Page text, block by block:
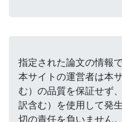
指定された論文の情報で
本サイトの運営者は本
む）の品質を保証せず
訳含む）を使用して発
切の責任を負いません。